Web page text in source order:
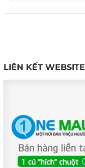
LIÊN KẾT WEBSITE